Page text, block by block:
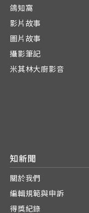
鴿知窩
影片故事
圖片故事
攝影筆記
米其林大廚影音
知新聞
關於我們
編輯規範與申訴
得獎紀錄